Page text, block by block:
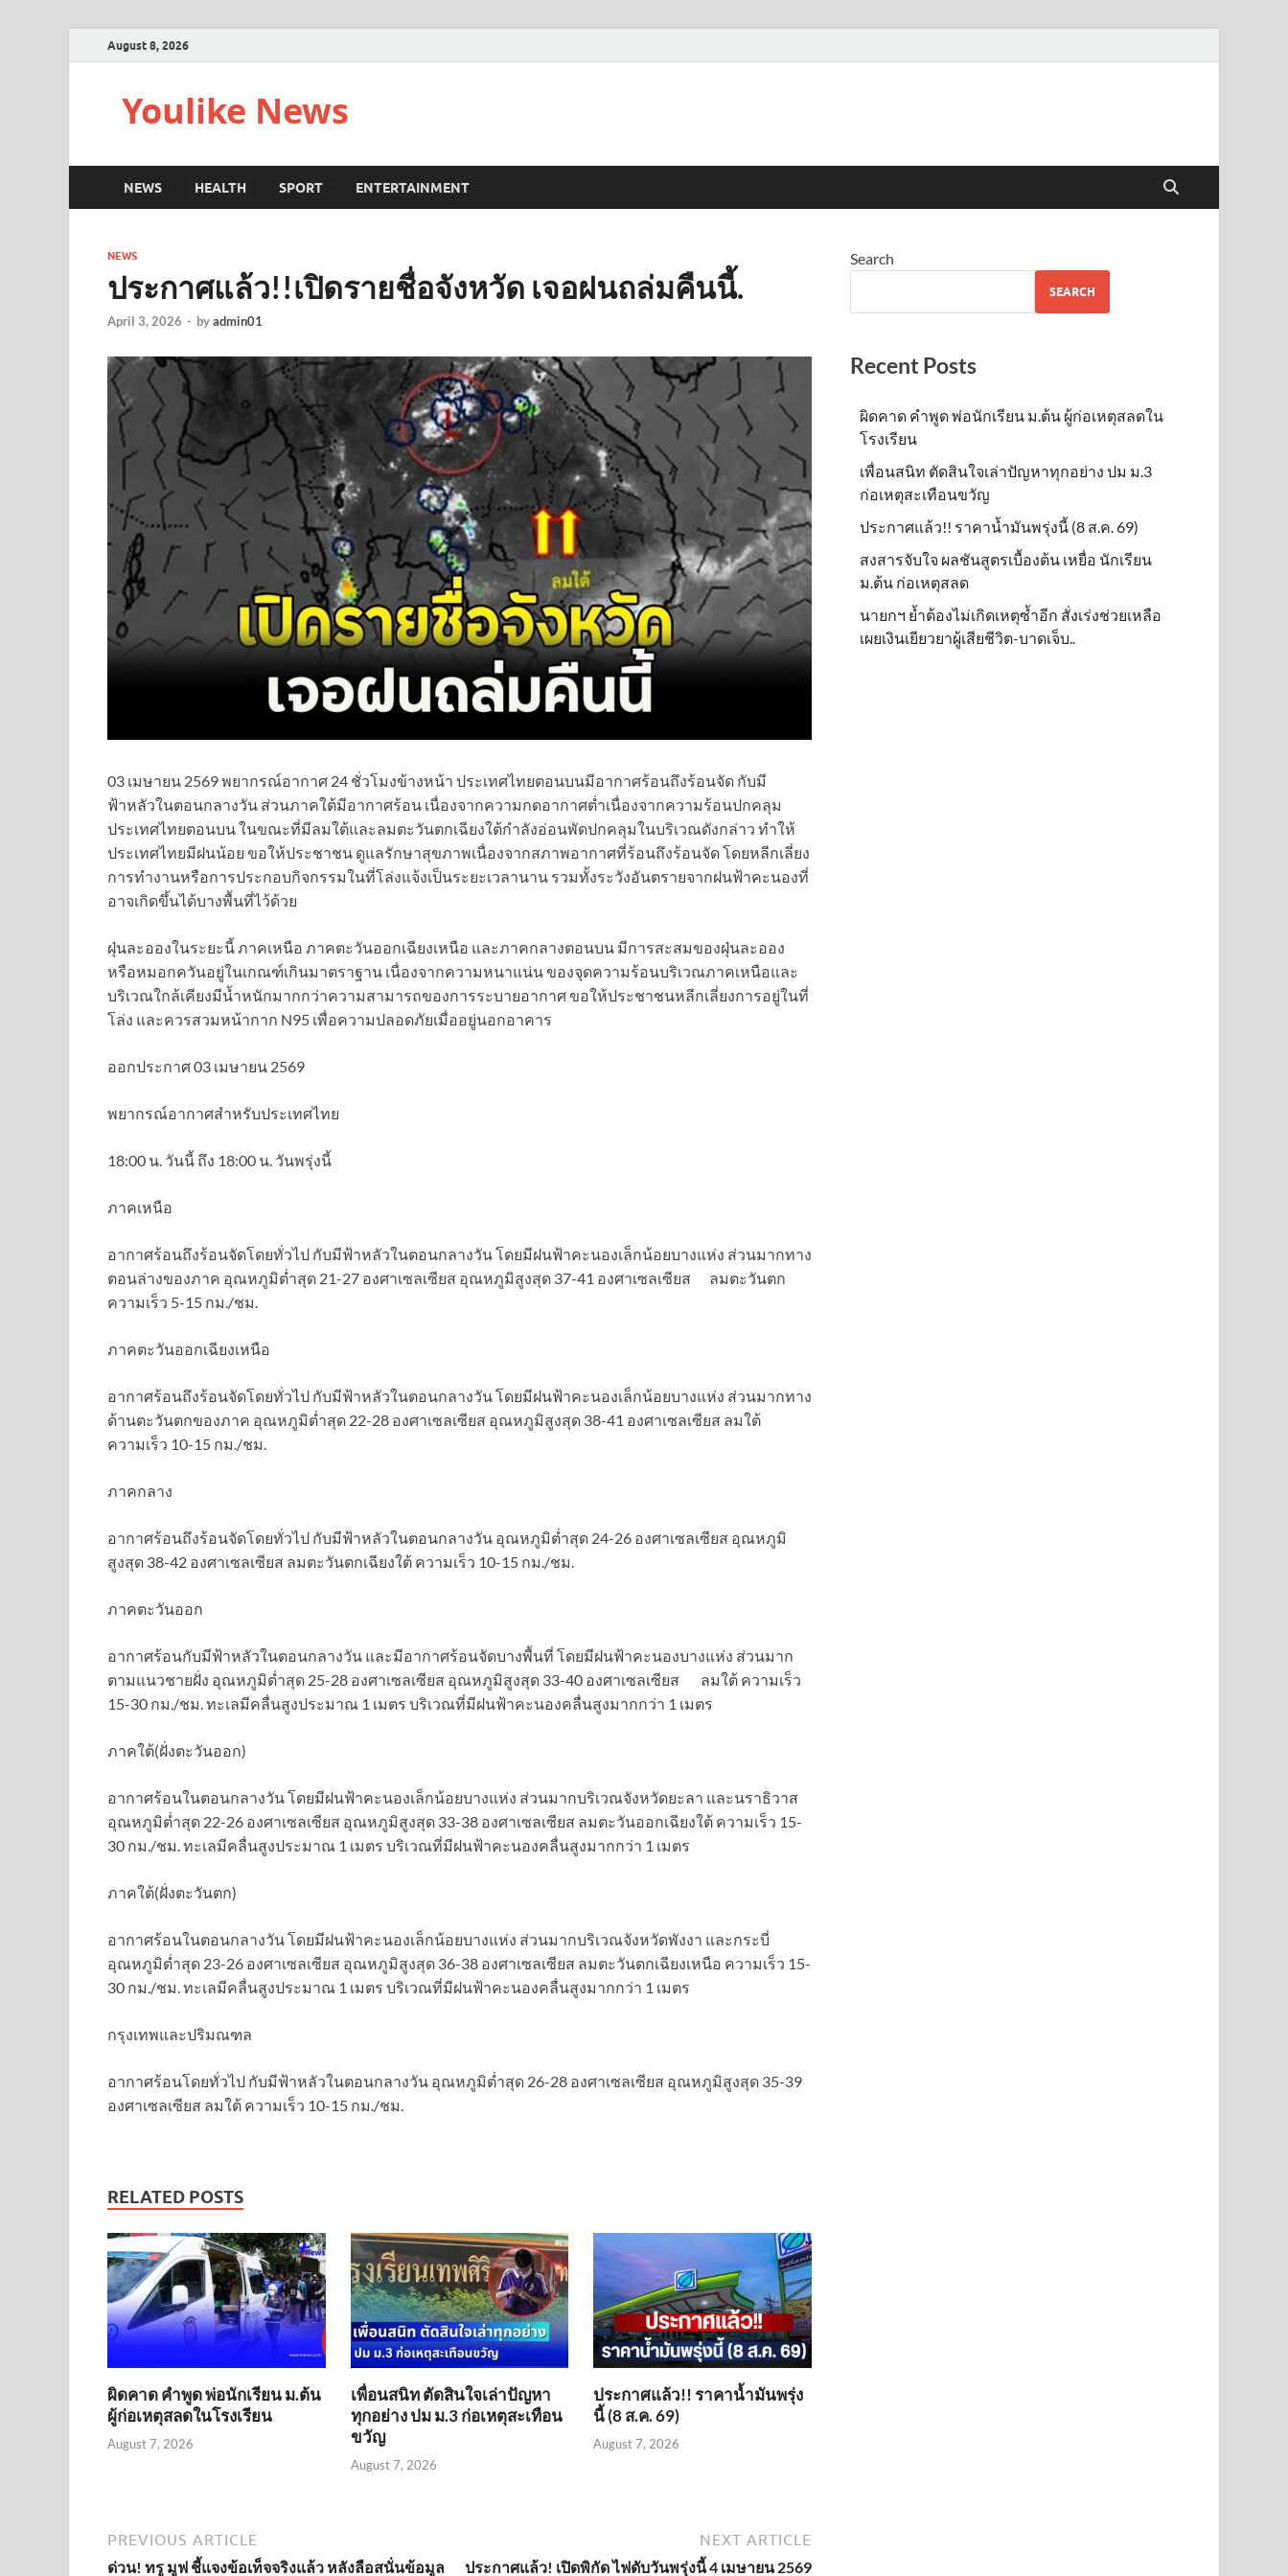
August 8, 2026
Youlike News
NEWS HEALTH SPORT ENTERTAINMENT
NEWS
ประกาศแล้ว!!เปิดรายชื่อจังหวัด เจอฝนถล่มคืนนี้.
April 3, 2026 - byadmin01
03 เมษายน 2569 พยากรณ์อากาศ 24 ชั่วโมงข้างหน้า ประเทศไทยตอนบนมีอากาศร้อนถึงร้อนจัด กับมี
ฟ้าหลัวในตอนกลางวัน ส่วนภาคใต้มีอากาศร้อน เนื่องจากความกดอากาศต่ำเนื่องจากความร้อนปกคลุม
ประเทศไทยตอนบน ในขณะที่มีลมใต้และลมตะวันตกเฉียงใต้กำลังอ่อนพัดปกคลุมในบริเวณดังกล่าว ทำให้
ประเทศไทยมีฝนน้อย ขอให้ประชาชน ดูแลรักษาสุขภาพเนื่องจากสภาพอากาศที่ร้อนถึงร้อนจัด โดยหลีกเลี่ยง
การทำงานหรือการประกอบกิจกรรมในที่โล่งแจ้งเป็นระยะเวลานาน รวมทั้งระวังอันตรายจากฝนฟ้าคะนองที่
อาจเกิดขึ้นได้บางพื้นที่ไว้ด้วย
ฝุ่นละอองในระยะนี้ ภาคเหนือ ภาคตะวันออกเฉียงเหนือ และภาคกลางตอนบน มีการสะสมของฝุ่นละออง
หรือหมอกควันอยู่ในเกณฑ์เกินมาตราฐาน เนื่องจากความหนาแน่น ของจุดความร้อนบริเวณภาคเหนือและ
บริเวณใกล้เคียงมีน้ำหนักมากกว่าความสามารถของการระบายอากาศ ขอให้ประชาชนหลีกเลี่ยงการอยู่ในที่
โล่ง และควรสวมหน้ากาก N95 เพื่อความปลอดภัยเมื่ออยู่นอกอาคาร
ออกประกาศ 03 เมษายน 2569
พยากรณ์อากาศสำหรับประเทศไทย
18:00 น. วันนี้ ถึง 18:00 น. วันพรุ่งนี้
ภาคเหนือ
อากาศร้อนถึงร้อนจัดโดยทั่วไป กับมีฟ้าหลัวในตอนกลางวัน โดยมีฝนฟ้าคะนองเล็กน้อยบางแห่ง ส่วนมากทาง
ตอนล่างของภาค อุณหภูมิต่ำสุด 21-27 องศาเซลเซียส อุณหภูมิสูงสุด 37-41 องศาเซลเซียส ลมตะวันตก
ความเร็ว 5-15 กม./ชม.
ภาคตะวันออกเฉียงเหนือ
อากาศร้อนถึงร้อนจัดโดยทั่วไป กับมีฟ้าหลัวในตอนกลางวัน โดยมีฝนฟ้าคะนองเล็กน้อยบางแห่ง ส่วนมากทาง
ด้านตะวันตกของภาค อุณหภูมิต่ำสุด 22-28 องศาเซลเซียส อุณหภูมิสูงสุด 38-41 องศาเซลเซียส ลมใต้
ความเร็ว 10-15 กม./ชม.
ภาคกลาง
อากาศร้อนถึงร้อนจัดโดยทั่วไป กับมีฟ้าหลัวในตอนกลางวัน อุณหภูมิต่ำสุด 24-26 องศาเซลเซียส อุณหภูมิ
สูงสุด 38-42 องศาเซลเซียส ลมตะวันตกเฉียงใต้ ความเร็ว 10-15 กม./ชม.
ภาคตะวันออก
อากาศร้อนกับมีฟ้าหลัวในตอนกลางวัน และมีอากาศร้อนจัดบางพื้นที่ โดยมีฝนฟ้าคะนองบางแห่ง ส่วนมาก
ตามแนวชายฝั่ง อุณหภูมิต่ำสุด 25-28 องศาเซลเซียส อุณหภูมิสูงสุด 33-40 องศาเซลเซียส ลมใต้ ความเร็ว
15-30 กม./ชม. ทะเลมีคลื่นสูงประมาณ 1 เมตร บริเวณที่มีฝนฟ้าคะนองคลื่นสูงมากกว่า 1 เมตร
ภาคใต้(ฝั่งตะวันออก)
อากาศร้อนในตอนกลางวัน โดยมีฝนฟ้าคะนองเล็กน้อยบางแห่ง ส่วนมากบริเวณจังหวัดยะลา และนราธิวาส
อุณหภูมิต่ำสุด 22-26 องศาเซลเซียส อุณหภูมิสูงสุด 33-38 องศาเซลเซียส ลมตะวันออกเฉียงใต้ ความเร็ว 15-
30 กม./ชม. ทะเลมีคลื่นสูงประมาณ 1 เมตร บริเวณที่มีฝนฟ้าคะนองคลื่นสูงมากกว่า 1 เมตร
ภาคใต้(ฝั่งตะวันตก)
อากาศร้อนในตอนกลางวัน โดยมีฝนฟ้าคะนองเล็กน้อยบางแห่ง ส่วนมากบริเวณจังหวัดพังงา และกระบี่
อุณหภูมิต่ำสุด 23-26 องศาเซลเซียส อุณหภูมิสูงสุด 36-38 องศาเซลเซียส ลมตะวันตกเฉียงเหนือ ความเร็ว 15-
30 กม./ชม. ทะเลมีคลื่นสูงประมาณ 1 เมตร บริเวณที่มีฝนฟ้าคะนองคลื่นสูงมากกว่า 1 เมตร
กรุงเทพและปริมณฑล
อากาศร้อนโดยทั่วไป กับมีฟ้าหลัวในตอนกลางวัน อุณหภูมิต่ำสุด 26-28 องศาเซลเซียส อุณหภูมิสูงสุด 35-39
องศาเซลเซียส ลมใต้ ความเร็ว 10-15 กม./ชม.
RELATED POSTS
ผิดคาด คำพูด พ่อนักเรียน ม.ต้น
ผู้ก่อเหตุสลดในโรงเรียน
August 7, 2026
เพื่อนสนิท ตัดสินใจเล่าปัญหา
ทุกอย่าง ปม ม.3 ก่อเหตุสะเทือน
ขวัญ
August 7, 2026
ประกาศแล้ว!! ราคาน้ำมันพรุ่ง
นี้ (8 ส.ค. 69)
August 7, 2026
PREVIOUS ARTICLE
ด่วน! ทรู มูฟ ชี้แจงข้อเท็จจริงแล้ว หลังลือสนั่นข้อมูล
NEXT ARTICLE
ประกาศแล้ว! เปิดพิกัด ไฟดับวันพรุ่งนี้ 4 เมษายน 2569
Search
SEARCH
Recent Posts
ผิดคาด คำพูด พ่อนักเรียน ม.ต้น ผู้ก่อเหตุสลดใน
โรงเรียน
เพื่อนสนิท ตัดสินใจเล่าปัญหาทุกอย่าง ปม ม.3
ก่อเหตุสะเทือนขวัญ
ประกาศแล้ว!! ราคาน้ำมันพรุ่งนี้ (8 ส.ค. 69)
สงสารจับใจ ผลชันสูตรเบื้องต้น เหยื่อ นักเรียน
ม.ต้น ก่อเหตุสลด
นายกฯ ย้ำต้องไม่เกิดเหตุซ้ำอีก สั่งเร่งช่วยเหลือ
เผยเงินเยียวยาผู้เสียชีวิต-บาดเจ็บ..